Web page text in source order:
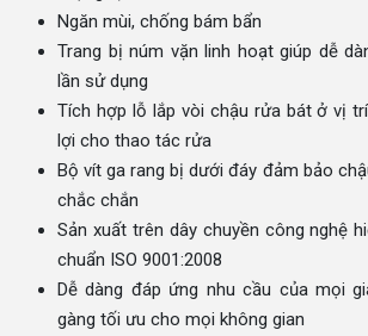
Ngăn mùi, chống bám bẩn
Trang bị núm vặn linh hoạt giúp dễ
lần sử dụng
Tích hợp lỗ lắp vòi chậu rửa bát ở vị
lợi cho thao tác rửa
Bộ vít ga rang bị dưới đáy đảm bảo
chắc chắn
Sản xuất trên dây chuyền công nghệ
chuẩn ISO 9001:2008
Dễ dàng đáp ứng nhu cầu của mọi
gàng tối ưu cho mọi không gian